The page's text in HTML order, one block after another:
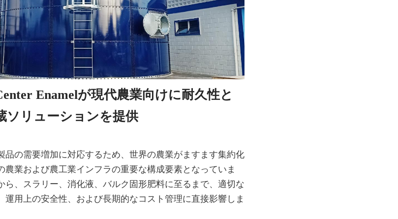
Enamelが現代農業向けに耐久性と
ソリューションを提供
品の需要増加に対応するため、世界の農業がますます集約化
農業および農工業インフラの重要な構成要素となっていま
ら、スラリー、消化液、バルク固形肥料に至るまで、適切な
運用上の安全性、および長期的なコスト管理に直接影響しま